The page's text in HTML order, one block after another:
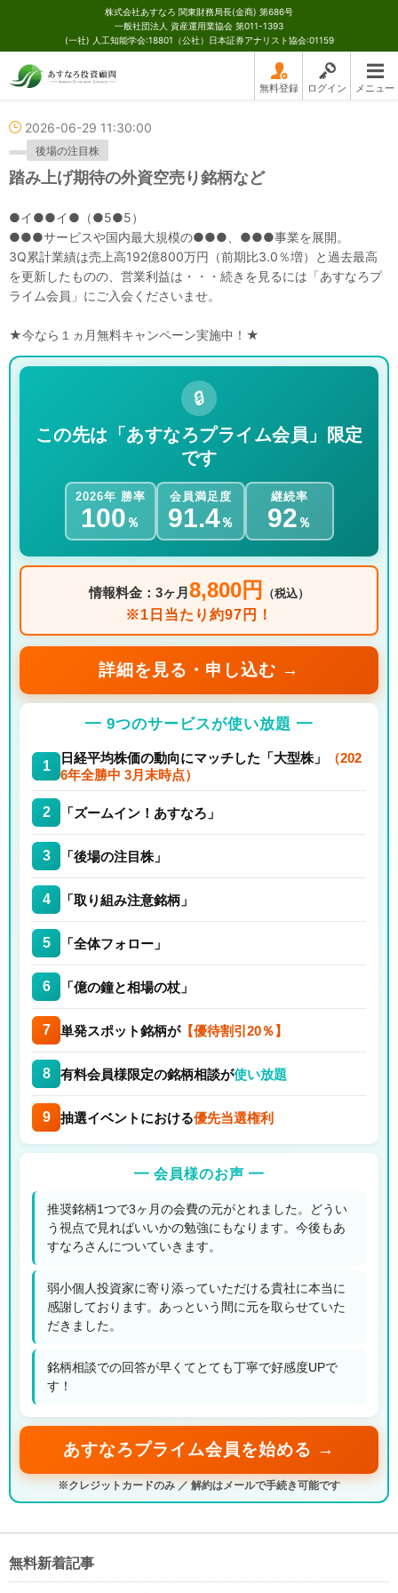
株式会社あすなろ 関東財務局長(金商) 第686号
一般社団法人 資産運用業協会 第011-1393
(一社) 人工知能学会:18801（公社）日本証券アナリスト協会:01159
無料登録 ログイン メニュー
2026-06-29 11:30:00
後場の注目株
踏み上げ期待の外資空売り銘柄など
●イ●●イ●（●5●5）
●●●サービスや国内最大規模の●●●、●●●事業を展開。
3Q累計業績は売上高192億800万円（前期比3.0％増）と過去最高
を更新したものの、営業利益は・・・続きを見るには「あすなろプ
ライム会員」にご入会くださいませ。
★今なら１ヵ月無料キャンペーン実施中！★
🔒
この先は「あすなろプライム会員」限定
です
2026年 勝率
100 ％
会員満足度
91.4％
継続率
92 ％
情報料金：3ヶ月 8,800円 （税込）
※1日当たり約97円！
詳細を見る・申し込む →
━ 9つのサービスが使い放題 ━
1
日経平均株価の動向にマッチした「大型株」
（202
6年全勝中 3月末時点）
2 「ズームイン！あすなろ」
3 「後場の注目株」
4 「取り組み注意銘柄」
5 「全体フォロー」
6 「億の鐘と相場の杖」
7 単発スポット銘柄が【優待割引20％】
8 有料会員様限定の銘柄相談が使い放題
9 抽選イベントにおける優先当選権利
━ 会員様のお声 ━
推奨銘柄1つで3ヶ月の会費の元がとれました。どうい
う視点で見ればいいかの勉強にもなります。今後もあ
すなろさんについていきます。
弱小個人投資家に寄り添っていただける貴社に本当に
感謝しております。あっという間に元を取らせていた
だきました。
銘柄相談での回答が早くてとても丁寧で好感度UPで
す！
あすなろプライム会員を始める →
※クレジットカードのみ ／ 解約はメールで手続き可能です
無料新着記事